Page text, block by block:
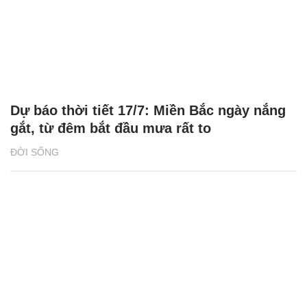
ĐỜI SỐNG
Dự báo thời tiết 17/7: Miền Bắc ngày nắng
gắt, từ đêm bắt đầu mưa rất to